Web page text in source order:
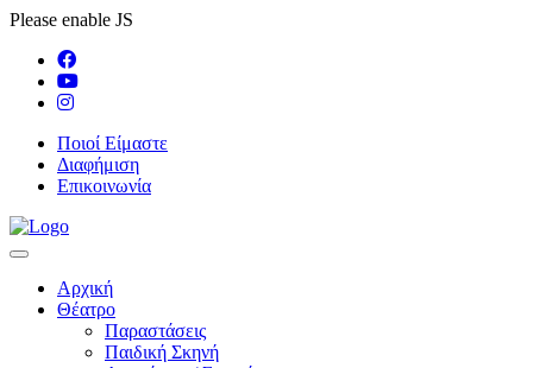
Please enable JS
Ποιοί Είμαστε
Διαφήμιση
Επικοινωνία
Αρχική
Θέατρο
Παραστάσεις
Παιδική Σκηνή